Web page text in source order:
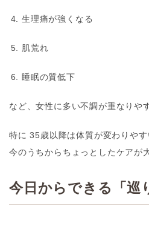
生理痛が強くなる
肌荒れ
睡眠の質低下
など、女性に多い不調が重なりや
特に35歳以降は体質が変わりやす
今のうちからちょっとしたケアが
今日からできる「巡